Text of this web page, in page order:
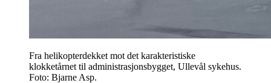
Fra helikopterdekket mot det karakteristiske
klokketårnet til administrasjonsbygget, Ullevål sykehus.
Foto: Bjarne Asp.